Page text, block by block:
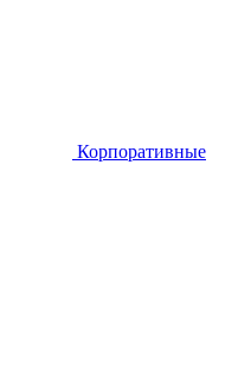
Корпоративные